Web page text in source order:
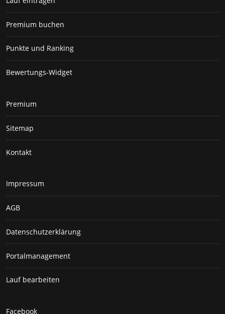
Premium buchen
Punkte und Ranking
Bewertungs-Widget
Premium
Sitemap
Kontakt
Impressum
AGB
Datenschutzerklärung
Portalmanagement
Lauf bearbeiten
Facebook